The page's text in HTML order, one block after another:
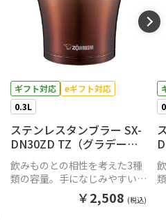
ギフト対応
eギフト対応
0.3L
ステンレスタンブラー SX-
DN30ZD TZ（グラデーシ
ョンブラウン）
飲みものとの相性を考えた3種
類の容量。手になじみやすいシ
ンプルデザインステンレスタン
￥2,508 (税込)